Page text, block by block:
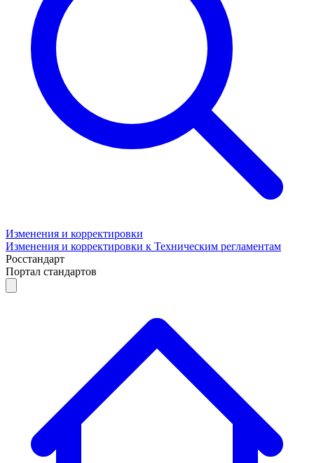
Изменения и корректировки
Изменения и корректировки к Техническим регламентам
Росстандарт
Портал стандартов